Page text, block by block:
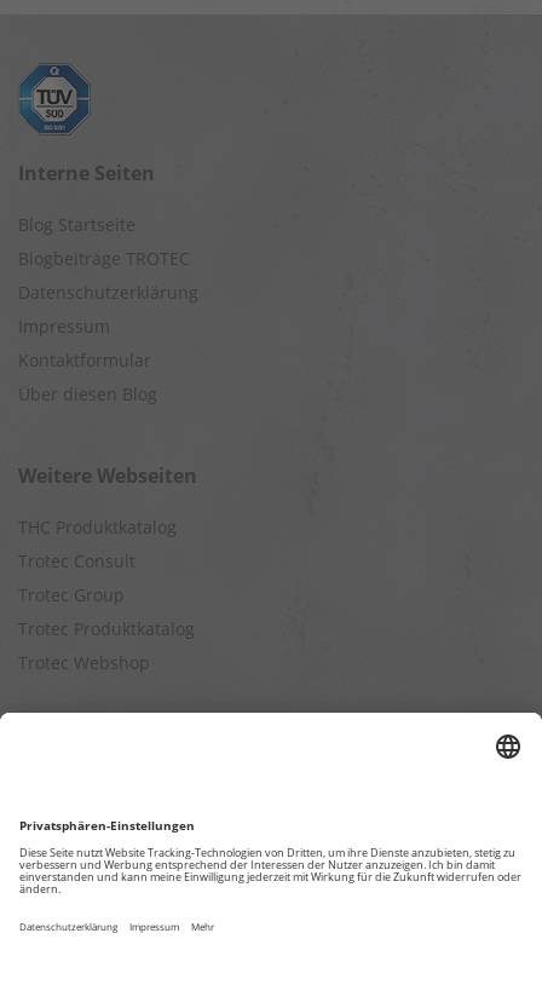
Interne Seiten
Blog Startseite
Blogbeiträge TROTEC
Datenschutzerklärung
Impressum
Kontaktformular
Über diesen Blog
Weitere Webseiten
THC Produktkatalog
Trotec Consult
Trotec Group
Trotec Produktkatalog
Trotec Webshop
Entfeuchtungsleistung berechnen
Kapazitätsberechnung für Luftreiniger
Klimatisierungsleistung berechnen
Ventilationsleistung berechnen